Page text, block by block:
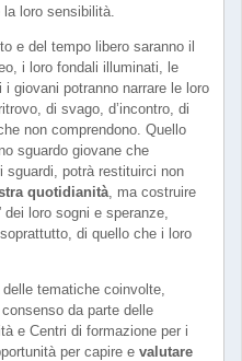
loro sensibilità.
e del tempo libero saranno il
i loro fondali illuminati, le
giovani potranno narrare le loro
di svago, d’incontro, di
non comprendono. Quello
sguardo giovane che
sguardi, potrà restituirci non
quotidianità, ma costruire
dei loro sogni e speranze,
di quello che i loro
delle tematiche coinvolte,
da parte delle
e Centri di formazione per i
per capire e valutare